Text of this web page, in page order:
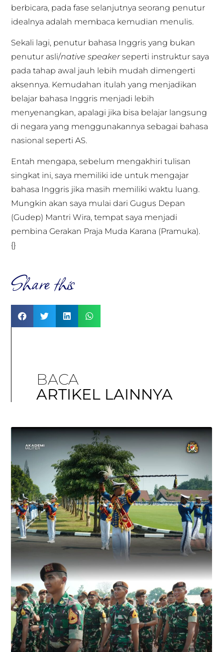
berbicara, pada fase selanjutnya seorang penutur
idealnya adalah membaca kemudian menulis.
Sekali lagi, penutur bahasa Inggris yang bukan
penutur asli/native speakerseperti instruktur saya
pada tahap awal jauh lebih mudah dimengerti
aksennya. Kemudahan itulah yang menjadikan
belajar bahasa Inggris menjadi lebih
menyenangkan, apalagi jika bisa belajar langsung
di negara yang menggunakannya sebagai bahasa
nasional seperti AS.
Entah mengapa, sebelum mengakhiri tulisan
singkat ini, saya memiliki ide untuk mengajar
bahasa Inggris jika masih memiliki waktu luang.
Mungkin akan saya mulai dari Gugus Depan
(Gudep) Mantri Wira, tempat saya menjadi
pembina Gerakan Praja Muda Karana (Pramuka).
{}
Share this
BACA
ARTIKEL LAINNYA